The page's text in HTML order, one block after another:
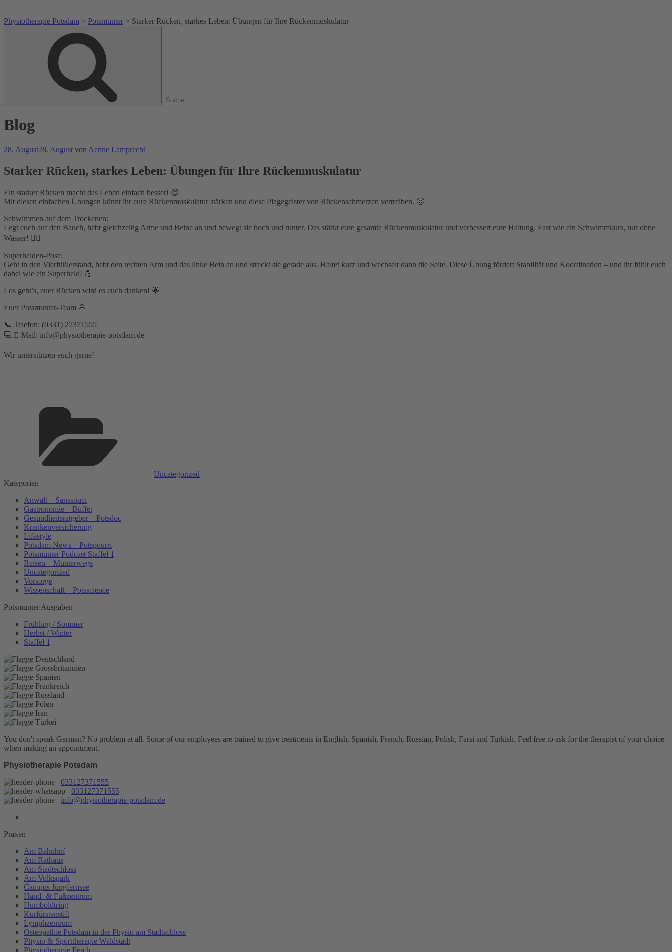
Physiotherapie Potsdam > Potsmunter > Starker Rücken, starkes Leben: Übungen für Ihre Rückenmuskulatur
Blog
Veröffentlicht
28. August28. August von Aenne Lamprecht
Starker Rücken, starkes Leben: Übungen für Ihre Rückenmuskulatur
Ein starker Rücken macht das Leben einfach besser! 😊
Mit diesen einfachen Übungen könnt ihr eure Rückenmuskulatur stärken und diese Plagegeister von Rückenschmerzen vertreiben. 🙂
Schwimmen auf dem Trockenen:
Legt euch auf den Bauch, hebt gleichzeitig Arme und Beine an und bewegt sie hoch und runter. Das stärkt eure gesamte Rückenmuskulatur und verbessert eure Haltung. Fast wie ein Schwimmkurs, nur ohne
Wasser! 🏊‍♂️
Superhelden-Pose:
Geht in den Vierfüßlerstand, hebt den rechten Arm und das linke Bein an und streckt sie gerade aus. Haltet kurz und wechselt dann die Seite. Diese Übung fördert Stabilität und Koordination – und ihr fühlt euch
dabei wie ein Superheld! 💪
Los geht’s, euer Rücken wird es euch danken! 🌟
Euer Potsmunter-Team 🌸
📞 Telefon: (0331) 27371555⁣
💻 E-Mail: info@physiotherapie-potsdam.de
Wir unterstützen euch gerne!
Uncategorized
Kategorien
Anwalt – Sanssouci
Gastronomie – Buffet
Gesundheitsratgeber – Potsdoc
Krankenversicherung
Lifestyle
Potsdam News – Potspourri
Potsmunter Podcast Staffel 1
Reisen – Munterwegs
Uncategorized
Vorsorge
Wissenschaft – Potsscience
Potsmunter Ausgaben
Frühling / Sommer
Herbst / Winter
Staffel 1
You don't speak German? No problem at all. Some of our employees are trained to give treatments in English, Spanish, French, Russian, Polish, Farsi and Turkish. Feel free to ask for the therapist of your choice
when making an appointment.
Physiotherapie Potsdam
033127371555
033127371555
info@physiotherapie-potsdam.de
Praxen
Am Bahnhof
Am Rathaus
Am Stadtschloss
Am Volkspark
Campus Jungfernsee
Hand- & Fußzentrum
Humboldtring
Kurfürstenstift
Lymphzentrum
Osteopathie Potsdam in der Physio am Stadtschloss
Physio & Sporttherapie Waldstadt
Physiotherapie Ferch